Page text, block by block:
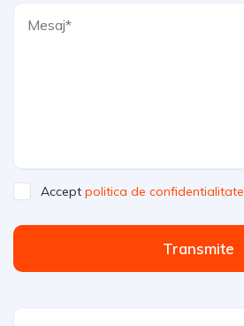
Accept politica de confidentialitate
Transmite